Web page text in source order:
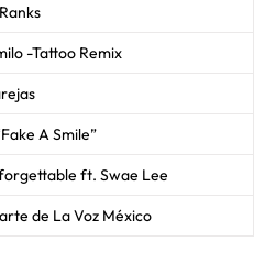
-Tattoo Remix
A Smile”
ft. Swae Lee
de La Voz México